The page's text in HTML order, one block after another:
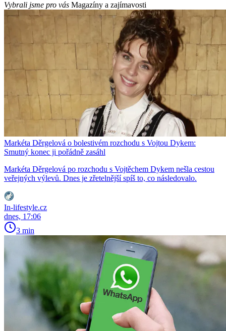
Vybrali jsme pro vás Magazíny a zajímavosti
Markéta Děrgelová o bolestivém rozchodu s Vojtou Dykem:
Smutný konec ji pořádně zasáhl
Markéta Děrgelová po rozchodu s Vojtěchem Dykem nešla cestou
veřejných výlevů. Dnes je zřetelnější spíš to, co následovalo.
In-lifestyle.cz
dnes, 17:06
3 min